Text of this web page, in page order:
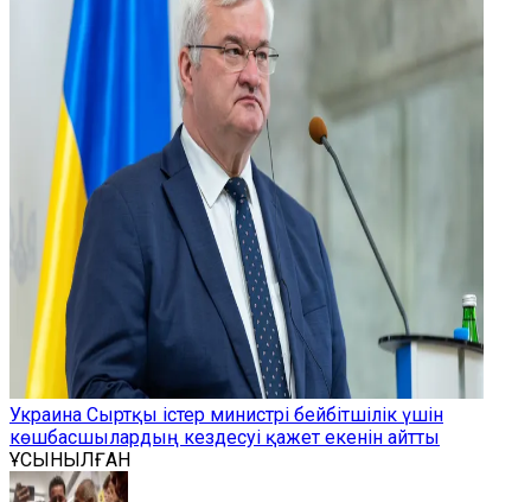
Украина Сыртқы істер министрі бейбітшілік үшін
көшбасшылардың кездесуі қажет екенін айтты
ҰСЫНЫЛҒАН